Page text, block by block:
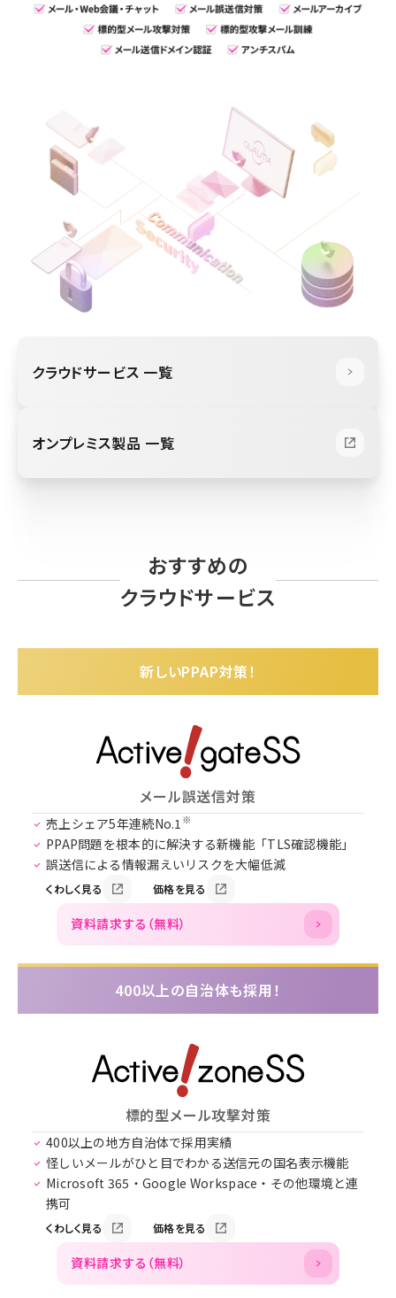
クラウドサービス 一覧
オンプレミス製品 一覧
おすすめの
クラウドサービス
新しいPPAP対策！
メール誤送信対策
売上シェア5年連続No.1 ※
PPAP問題を根本的に解決する新機能「TLS確認機能」
誤送信による情報漏えいリスクを大幅低減
くわしく見る 価格を見る
資料請求する（無料）
400以上の自治体も採用！
標的型メール攻撃対策
400以上の地方自治体で採用実績
怪しいメールがひと目でわかる送信元の国名表示機能
Microsoft 365・Google Workspace・その他環境と連
携可
くわしく見る 価格を見る
資料請求する（無料）